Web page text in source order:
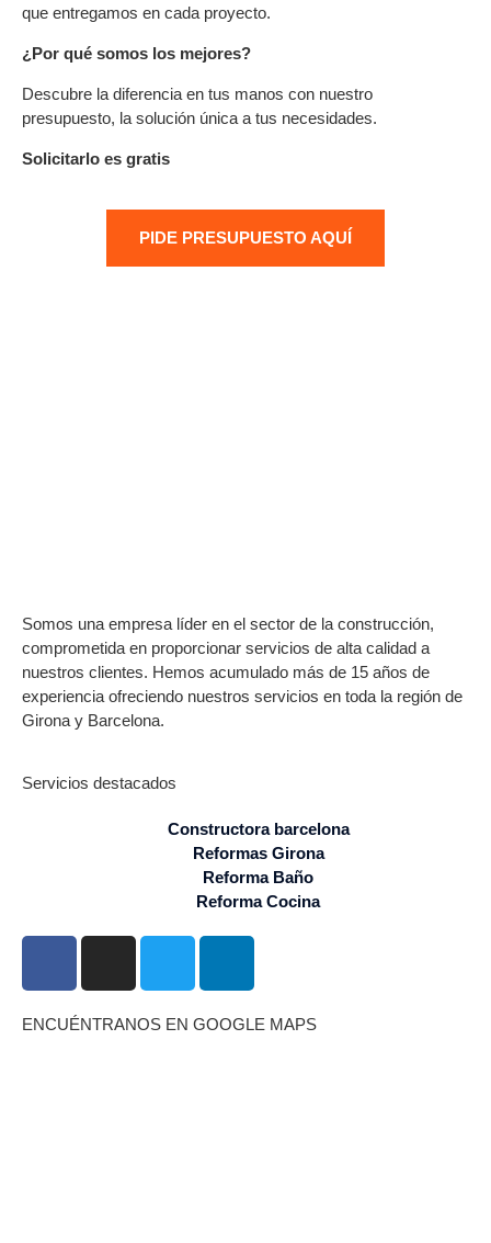
que entregamos en cada proyecto.
¿Por qué somos los mejores?
Descubre la diferencia en tus manos con nuestro
presupuesto, la solución única a tus necesidades.
Solicitarlo es gratis
PIDE PRESUPUESTO AQUÍ
Somos una empresa líder en el sector de la construcción,
comprometida en proporcionar servicios de alta calidad a
nuestros clientes. Hemos acumulado más de 15 años de
experiencia ofreciendo nuestros servicios en toda la región de
Girona y Barcelona.
Servicios destacados
Constructora barcelona
Reformas Girona
Reforma Baño
Reforma Cocina
ENCUÉNTRANOS EN GOOGLE MAPS